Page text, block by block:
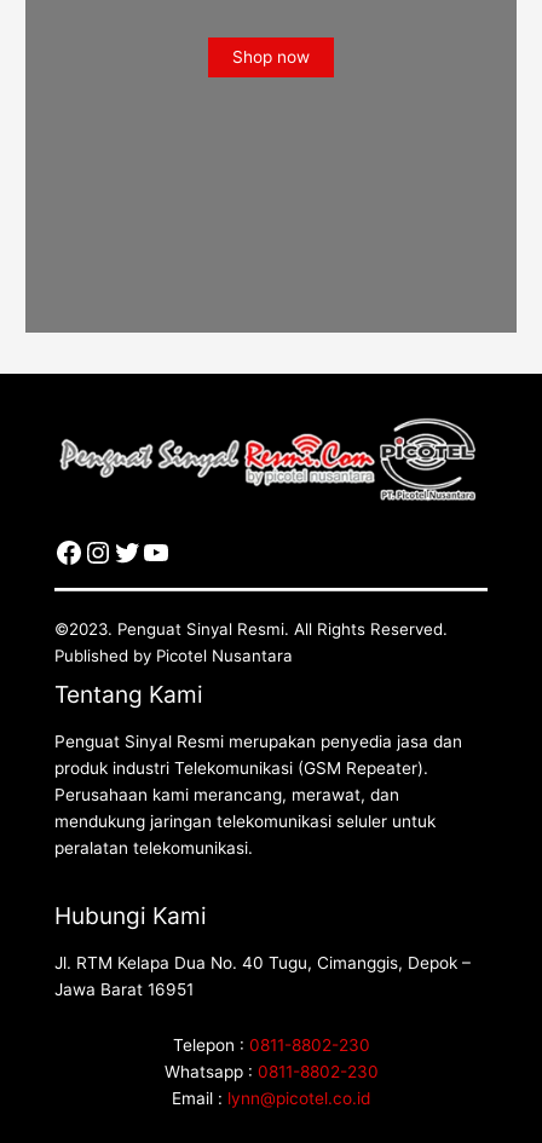
Shop now
©2023. Penguat Sinyal Resmi. All Rights Reserved.
Published by Picotel Nusantara
Tentang Kami
Penguat Sinyal Resmi merupakan penyedia jasa dan
produk industri Telekomunikasi (GSM Repeater).
Perusahaan kami merancang, merawat, dan
mendukung jaringan telekomunikasi seluler untuk
peralatan telekomunikasi.
Hubungi Kami
Jl. RTM Kelapa Dua No. 40 Tugu, Cimanggis, Depok –
Jawa Barat 16951
Telepon : 0811-8802-230
Whatsapp : 0811-8802-230
Email : lynn@picotel.co.id